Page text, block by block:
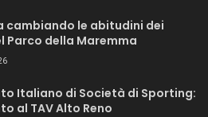
cambiando le abitudini dei
Parco della Maremma
Italiano di Società di Sporting:
al TAV Alto Reno